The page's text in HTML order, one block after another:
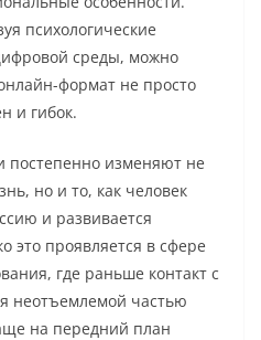
психологические
среды, можно
формат не просто
и гибок.
постепенно изменяют не
но и то, как человек
и развивается
это проявляется в сфере
где раньше контакт с
неотъемлемой частью
на передний план